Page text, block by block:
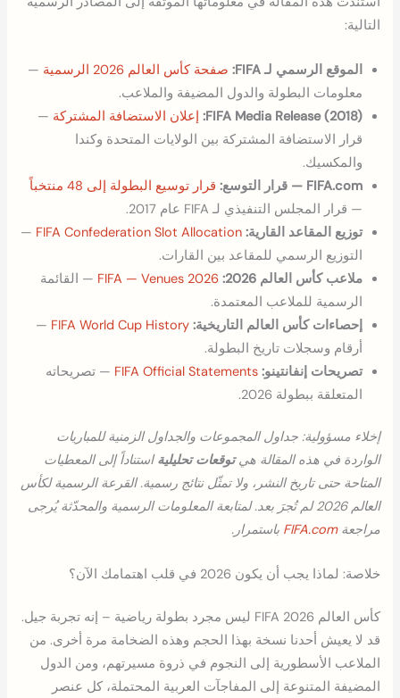
التالية:
الموقع الرسمي لـ FIFA: صفحة كأس العالم 2026 الرسمية
—
معلومات البطولة والدول المضيفة والملاعب.
FIFA Media Release (2018): إعلان الاستضافة المشتركة —
قرار الاستضافة المشتركة بين الولايات المتحدة وكندا
والمكسيك.
FIFA.com — قرار التوسع:
قرار توسيع البطولة إلى 48 منتخباً
— قرار المجلس التنفيذي لـ FIFA عام 2017.
توزيع المقاعد القارية: FIFA Confederation Slot Allocation
—
التوزيع الرسمي للمقاعد بين القارات.
ملاعب كأس العالم 2026:
FIFA — Venues 2026 — القائمة
الرسمية للملاعب المعتمدة.
إحصاءات كأس العالم التاريخية: FIFA World Cup History
—
أرقام وسجلات تاريخ البطولة.
تصريحات إنفانتينو: FIFA Official Statements — تصريحاته
المتعلقة ببطولة 2026.
إخلاء مسؤولية: جداول المجموعات والجداول الزمنية للمباريات
الواردة في هذه المقالة هيتوقعات تحليليةاستناداً إلى المعطيات
المتاحة حتى تاريخ النشر، ولا تمثّل نتائج رسمية. القرعة الرسمية لكأس
العالم 2026 لم تُجرَ بعد. لمتابعة المعلومات الرسمية والمحدّثة يُرجى
مراجعةFIFA.com باستمرار.
خلاصة: لماذا يجب أن يكون 2026 في قلب اهتمامك الآن؟
كأس العالم FIFA 2026 ليس مجرد بطولة رياضية – إنه تجربة جيل.
قد لا يعيش أحدنا نسخة بهذا الحجم وهذه الضخامة مرة أخرى. من
الملاعب الأسطورية إلى النجوم في ذروة مسيرتهم، ومن الدول
المضيفة المتنوعة إلى المفاجآت العربية المحتملة، كل عنصر